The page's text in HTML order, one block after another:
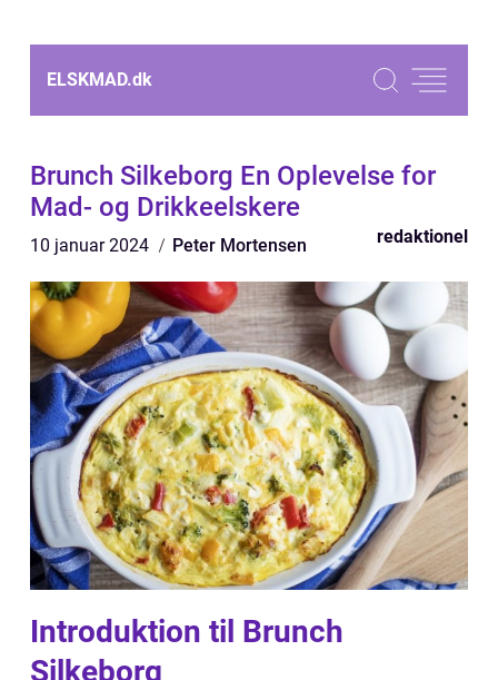
ELSKMAD.dk
Brunch Silkeborg En Oplevelse for
Mad- og Drikkeelskere
10 januar 2024 Peter Mortensen redaktionel
Introduktion til Brunch
Silkeborg